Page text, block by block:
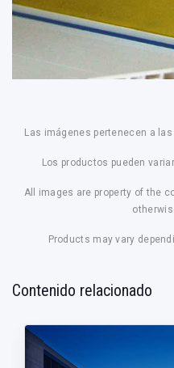
Las imágenes pertenecen a
Los productos pueden
All images are property of the
Products may vary
Contenido relacionado